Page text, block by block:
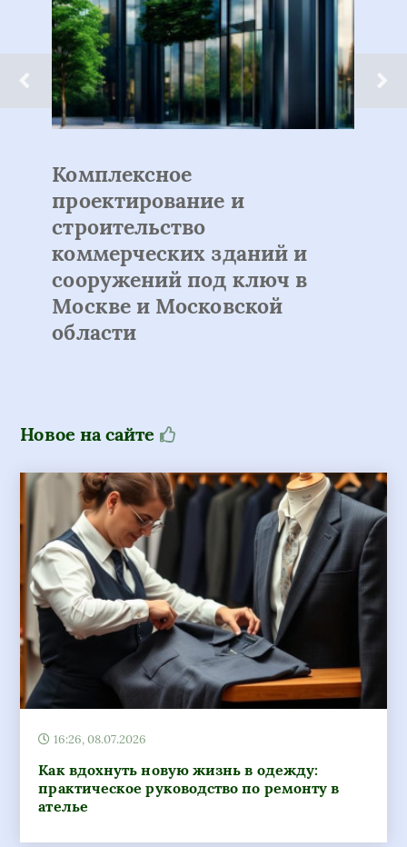
и
зданий и
под ключ в
и Московской
Новое на сайте
16:26, 08.07.2026
Как вдохнуть новую жизнь в одежду:
практическое руководство по ремонту в
ателье